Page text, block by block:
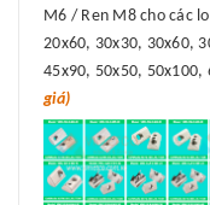
M6 / Ren M8 cho các
20x60, 30x30, 30x60,
45x90, 50x50, 50x100,
giá)